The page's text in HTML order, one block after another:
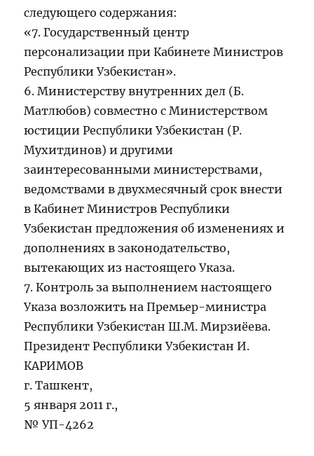
следующего содержания:
«7. Государственный центр
персонализации при Кабинете Министров
Республики Узбекистан».
6. Министерству внутренних дел (Б.
Матлюбов) совместно с Министерством
юстиции Республики Узбекистан (Р.
Мухитдинов) и другими
заинтересованными министерствами,
ведомствами в двухмесячный срок внести
в Кабинет Министров Республики
Узбекистан предложения об изменениях и
дополнениях в законодательство,
вытекающих из настоящего Указа.
7. Контроль за выполнением настоящего
Указа возложить на Премьер-министра
Республики Узбекистан Ш.М. Мирзиёева.
Президент Республики Узбекистан И.
КАРИМОВ
г. Ташкент,
5 января 2011 г.,
№ УП-4262